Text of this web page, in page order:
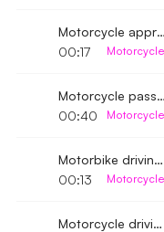
Motorcycle approaching and stopping 5
00:17
Motorcycle passing by close
00:40
Motorbike driving away 2
00:13
Motorcycle driving away 6